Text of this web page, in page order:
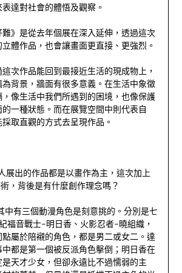
達對社會的體悟及觀察。
》是從去年個展在深入延伸，透過這次
立體作品，也會讓畫面更直接、更強烈。
次作品能回到最接近生活的現成物上，
背景，牆面有很多意義。在生活中象徵
像生活中我們所遇到的困境，也像保護
一種狀態。而在展覽空間中則代表自
取直觀的方式去呈現作品。
展出的作品都是以畫作為主，這次加上
，背後是有什麼創作理念嗎？
中有三個動漫角色是刻意挑的。分別是七
福音戰士–明日香、火影忍者–曉組織，
屬於陪襯的角色，都是男二或女二。達
都是第一個被反派角色擊倒；明日香在
天才少女，但卻永遠比不過懦弱的主